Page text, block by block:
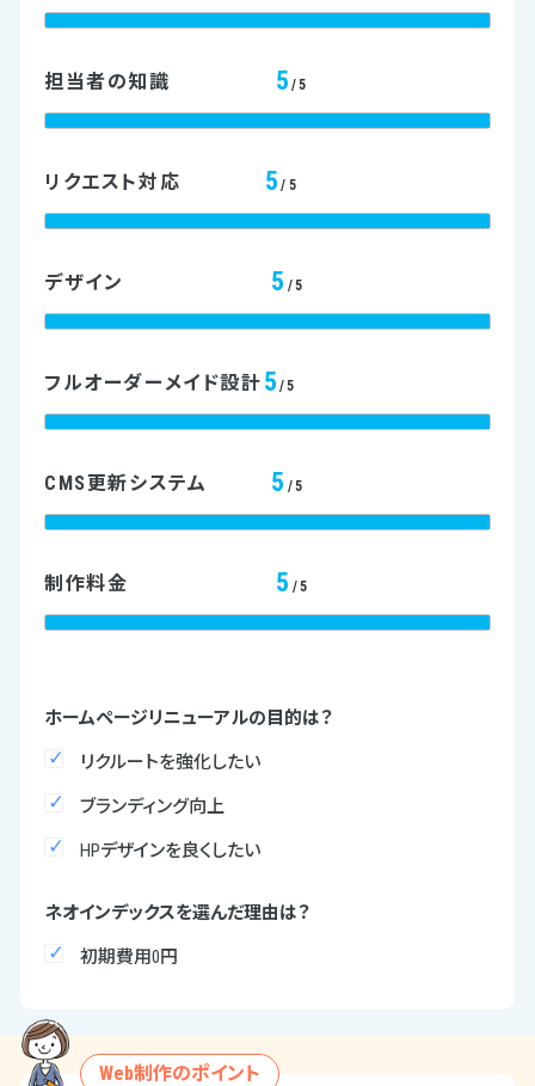
担当者の知識 5 /5
リクエスト対応 5/5
デザイン 5 /5
フルオーダーメイド設計 5 /5
CMS更新システム 5 /5
制作料金 5 /5
ホームページリニューアルの目的は？
リクルートを強化したい
ブランディング向上
HPデザインを良くしたい
ネオインデックスを選んだ理由は？
初期費用0円
Web制作のポイント